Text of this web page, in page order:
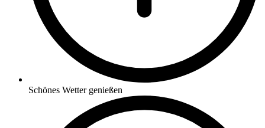
Schönes Wetter genießen